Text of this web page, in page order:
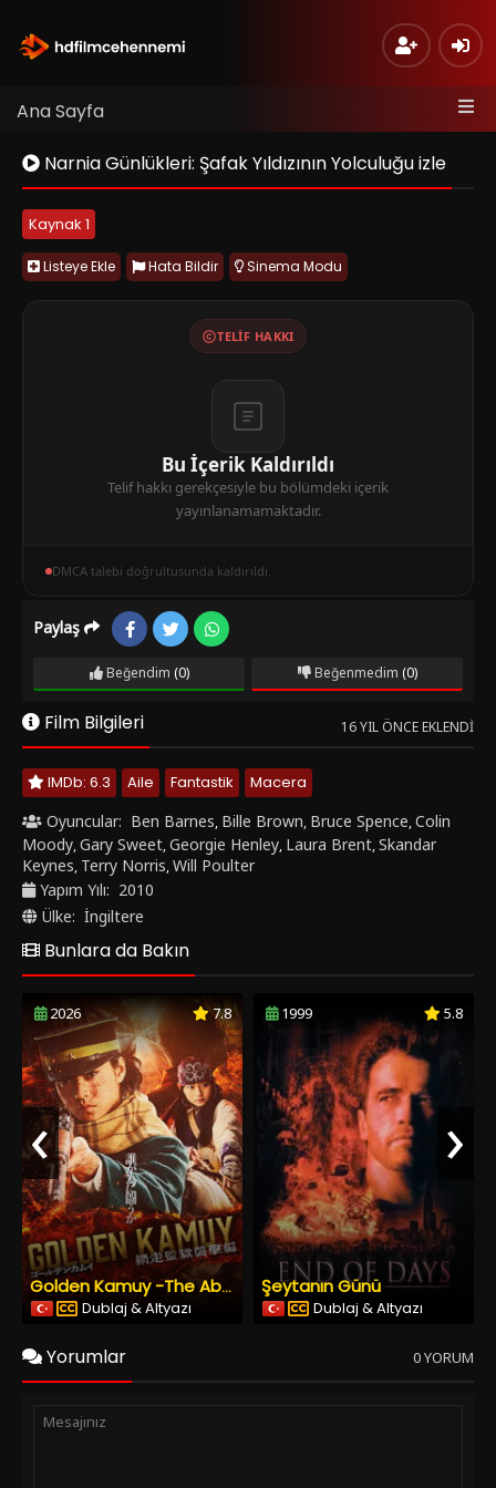
Ana Sayfa
Narnia Günlükleri: Şafak Yıldızının Yolculuğu izle
Kaynak 1
Listeye Ekle Hata Bildir Sinema Modu
TELIF HAKKI
Bu İçerik Kaldırıldı
Telif hakkı gerekçesiyle bu bölümdeki içerik
yayınlanamamaktadır.
DMCA talebi doğrultusunda kaldırıldı.
Paylaş
Beğendim (0) Beğenmedim (0)
Film Bilgileri 16 YIL ÖNCE EKLENDI
IMDb: 6.3 Aile Fantastik
Macera
Oyuncular: Ben Barnes, Bille Brown, Bruce Spence,Colin
Moody,Gary Sweet,Georgie Henley, Laura Brent,Skandar
Keynes, Terry Norris,Will Poulter
Yapım Yılı: 2010
Ülke: İngiltere
Bunlara da Bakın
2026 7.8
Golden Kamuy -The Abashiri Prison Raid
Dublaj & Altyazı
1999 5.8
Şeytanın Günü
Dublaj & Altyazı
‹ ›
Yorumlar 0 YORUM